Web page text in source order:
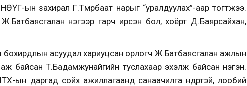
ын захирал Г.Төмөрбаат нарыг “уралдуулах”-аар тогтжээ.
нэгээр гарч ирсэн бол, хоёрт Д.Баярсайхан,
бохирдлын асуудал хариуцсан орлогч Ж.Батбаясгалан ажлын
байсан Т.Бадамжунайгийн туслахаар эхэлж байсан нэгэн.
ын даргад сойх ажиллагаанд санаачилга өндөртэй, лообий